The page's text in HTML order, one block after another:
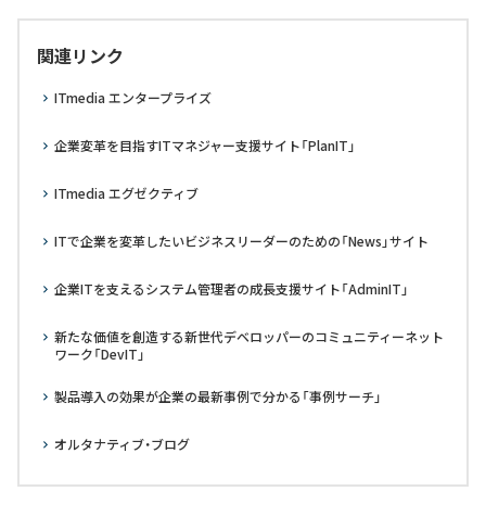
関連リンク
ITmedia エンタープライズ
企業変革を目指すITマネジャー支援サイト「PlanIT」
ITmedia エグゼクティブ
ITで企業を変革したいビジネスリーダーのための「News」サイト
企業ITを支えるシステム管理者の成長支援サイト「AdminIT」
新たな価値を創造する新世代デベロッパーのコミュニティーネット
ワーク「DevIT」
製品導入の効果が企業の最新事例で分かる「事例サーチ」
オルタナティブ・ブログ